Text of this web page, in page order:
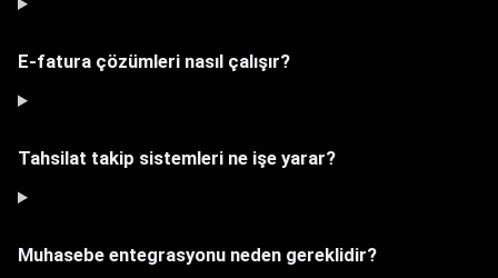
E-fatura çözümleri nasıl çalışır?
Tahsilat takip sistemleri ne işe yarar?
Muhasebe entegrasyonu neden gereklidir?